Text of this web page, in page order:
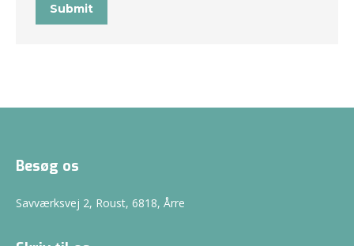
Submit
Besøg os
Savværksvej 2, Roust, 6818, Årre